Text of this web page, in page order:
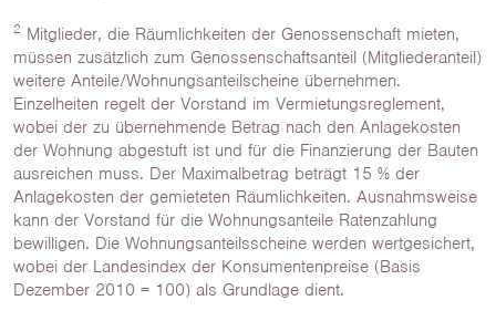
2 Mitglieder, die Räumlichkeiten der Genossenschaft mieten,
müssen zusätzlich zum Genossenschaftsanteil (Mitgliederanteil)
weitere Anteile/Wohnungsanteilscheine übernehmen.
Einzelheiten regelt der Vorstand im Vermietungsreglement,
wobei der zu übernehmende Betrag nach den Anlagekosten
der Wohnung abgestuft ist und für die Finanzierung der Bauten
ausreichen muss. Der Maximalbetrag beträgt 15 % der
Anlagekosten der gemieteten Räumlichkeiten. Ausnahmsweise
kann der Vorstand für die Wohnungsanteile Ratenzahlung
bewilligen. Die Wohnungsanteilsscheine werden wertgesichert,
wobei der Landesindex der Konsumentenpreise (Basis
Dezember 2010 = 100) als Grundlage dient.